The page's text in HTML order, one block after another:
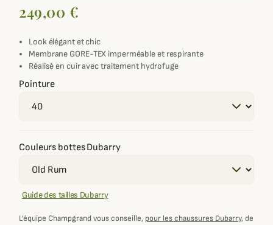
249,00 €
Look élégant et chic
Membrane GORE-TEX imperméable et respirante
Réalisé en cuir avec traitement hydrofuge
Pointure
Couleurs bottes Dubarry
Guide des tailles Dubarry
L’équipe Champgrand vous conseille, pour les chaussures Dubarry, de